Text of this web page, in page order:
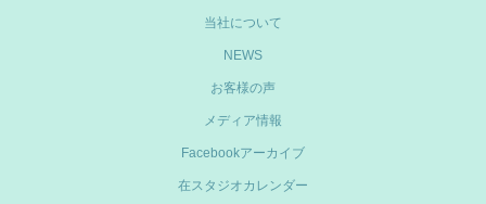
当社について
NEWS
お客様の声
メディア情報
Facebookアーカイブ
在スタジオカレンダー